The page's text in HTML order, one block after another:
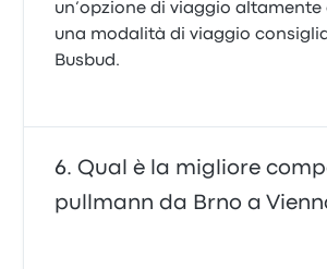
un’opzione di viaggio altamente
una modalità di viaggio
Busbud.
Qual è la migliore
pullmann da Brno a